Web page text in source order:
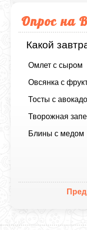
Опрос на
Какой
Омлет с сыром
Овсянка с
Тосты с авокадо
Творожная
Блины с медом